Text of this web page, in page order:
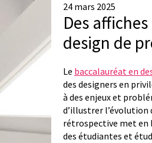
24 mars 2025
Des
design de
Le baccalauréat en
des designers en
à des enjeux et
d’illustrer
rétrospective met en
des étudiantes et